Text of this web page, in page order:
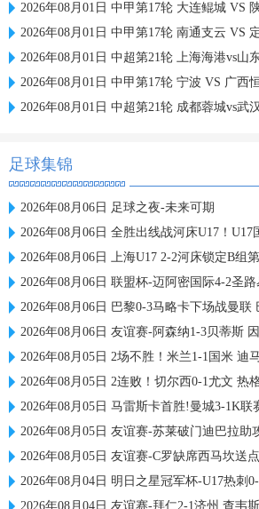
2026年08月01日 中甲第17轮 大连鲲城 VS
2026年08月01日 中甲第17轮 南通支云 VS
2026年08月01日 中超第21轮 上海海港vs山
2026年08月01日 中甲第17轮 宁波 VS 广西
2026年08月01日 中超第21轮 成都蓉城vs武
足球集锦
2026年08月06日 足球之夜-未来可期
2026年08月06日 全胜出线战河床U17！U17国足2-1十人药
2026年08月06日 上海U17 2-2河床锁定B组第1 吕孟洋点
2026年08月06日 联盟杯-迈阿密国际4-2圣路易斯
2026年08月06日 巴黎0-3马略卡下场战曼联 巴黎
2026年08月06日 友谊赛-阿森纳1-3贝蒂斯 因卡皮耶
2026年08月05日 2场不胜！米兰1-1国米 迪马尔科破门
2026年08月05日 2连败！切尔西0-1尤文 热格罗瓦世界
2026年08月05日 马雷斯卡首胜!曼城3-1K联赛全明星 赖
2026年08月05日 友谊赛-苏莱破门迪巴拉助
2026年08月05日 友谊赛-C罗缺席西马坎送点
2026年08月04日 明日之星冠军杯-U17热刺0-1
2026年08月04日 友谊赛-拜仁2-1济州 查韦斯、阿西莫